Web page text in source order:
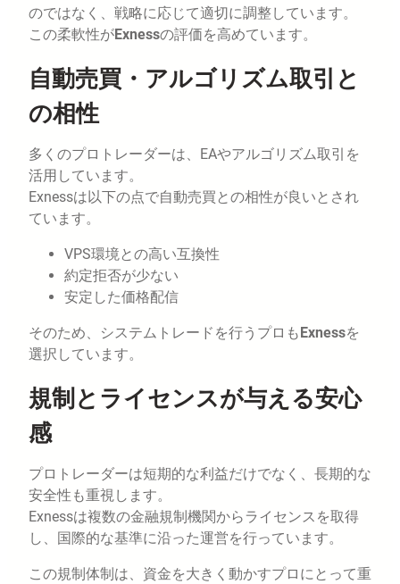
のではなく、戦略に応じて適切に調整しています。
この柔軟性がExnessの評価を高めています。
自動売買・アルゴリズム取引と
の相性
多くのプロトレーダーは、EAやアルゴリズム取引を
活用しています。
Exnessは以下の点で自動売買との相性が良いとされ
ています。
VPS環境との高い互換性
約定拒否が少ない
安定した価格配信
そのため、システムトレードを行うプロも Exnessを
選択しています。
規制とライセンスが与える安心
感
プロトレーダーは短期的な利益だけでなく、長期的な
安全性も重視します。
Exnessは複数の金融規制機関からライセンスを取得
し、国際的な基準に沿った運営を行っています。
この規制体制は、資金を大きく動かすプロにとって重